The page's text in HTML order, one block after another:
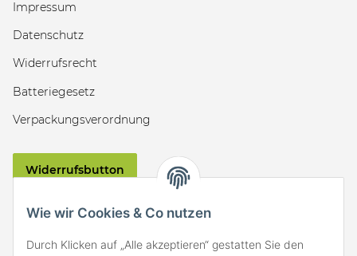
Wie wir Cookies & Co nutzen
Durch Klicken auf „Alle akzeptieren“ gestatten Sie den
Impressum
Datenschutz
Widerrufsrecht
Batteriegesetz
Verpackungsverordnung
Widerrufsbutton